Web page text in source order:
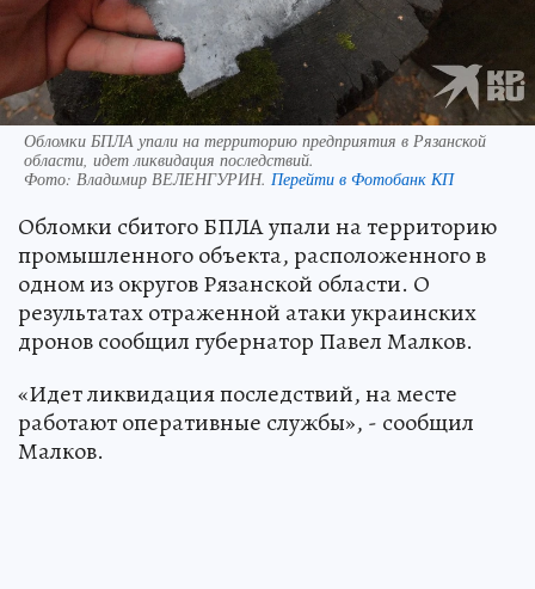
Обломки БПЛА упали на территорию предприятия в Рязанской
области, идет ликвидация последствий.
Фото: Владимир ВЕЛЕНГУРИН. Перейти в Фотобанк КП
Обломки сбитого БПЛА упали на территорию
промышленного объекта, расположенного в
одном из округов Рязанской области. О
результатах отраженной атаки украинских
дронов сообщил губернатор Павел Малков.
«Идет ликвидация последствий, на месте
работают оперативные службы», - сообщил
Малков.